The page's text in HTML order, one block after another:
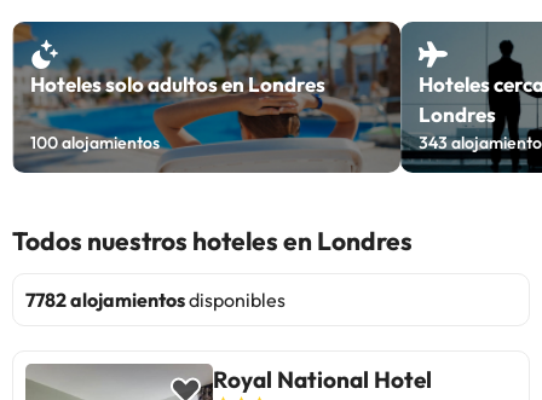
Hoteles solo adultos en Londres
100alojamientos
Hoteles
Londres
343
Todos nuestros hoteles en Londres
7782 alojamientosdisponibles
Royal National Hotel